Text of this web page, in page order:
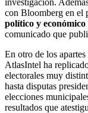
con Bloomberg en el
político y
comunicado que
En otro de los
AtlasIntel ha
electorales muy
hasta disputas
elecciones
resultados que